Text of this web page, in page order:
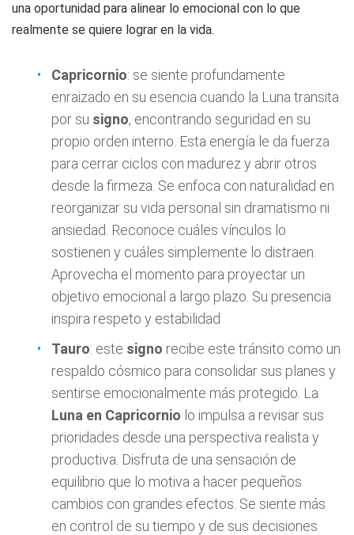
una oportunidad para alinear lo emocional con lo que
realmente se quiere lograr en la vida.
Capricornio: se siente profundamente
enraizado en su esencia cuando la Luna transita
por su signo, encontrando seguridad en su
propio orden interno. Esta energía le da fuerza
para cerrar ciclos con madurez y abrir otros
desde la firmeza. Se enfoca con naturalidad en
reorganizar su vida personal sin dramatismo ni
ansiedad. Reconoce cuáles vínculos lo
sostienen y cuáles simplemente lo distraen.
Aprovecha el momento para proyectar un
objetivo emocional a largo plazo. Su presencia
inspira respeto y estabilidad
Tauro: este signo recibe este tránsito como un
respaldo cósmico para consolidar sus planes y
sentirse emocionalmente más protegido. La
Luna en Capricornio lo impulsa a revisar sus
prioridades desde una perspectiva realista y
productiva. Disfruta de una sensación de
equilibrio que lo motiva a hacer pequeños
cambios con grandes efectos. Se siente más
en control de su tiempo y de sus decisiones